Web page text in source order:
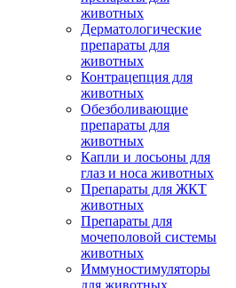
животных
Дерматологические
препараты для
животных
Контрацепция для
животных
Обезболивающие
препараты для
животных
Капли и лосьоны для
глаз и носа животных
Препараты для ЖКТ
животных
Препараты для
мочеполовой системы
животных
Иммуностимуляторы
для животных